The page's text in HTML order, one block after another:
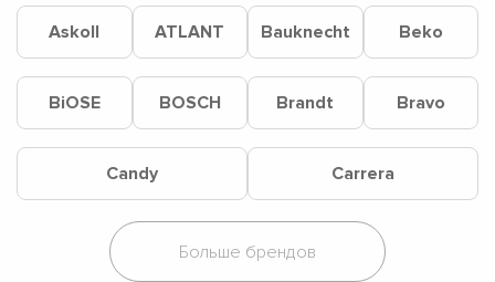
Askoll ATLANT Bauknecht Beko
BiOSE BOSCH Brandt Bravo
Candy Carrera